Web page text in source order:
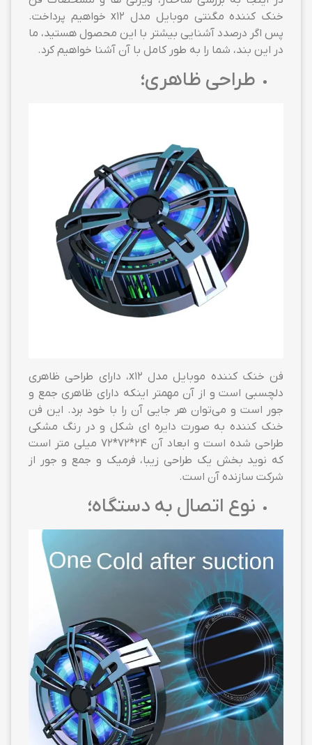
خنک کننده مگنتی موبایل مدل x12 خواهیم پرداخت.
پس اگر درصدد آشنایی بیشتر با این محصول هستید، ما
در این بند، شما را به طور کامل با آن آشنا خواهیم کرد.
طراحی ظاهری؛
فن خنک کننده موبایل مدل x12، دارای طراحی ظاهری
دلچسبی است و از آن مهمتر اینکه دارای ظاهری جمع و
جور است و می‌توان هر جایی آن را با خود برد. این فن
خنک کننده به صورت دایره ای شکل و در رنگ مشکی
طراحی شده است و ابعاد آن 24*72*72 میلی متر است
که نوید بخش یک طراحی زیبا، فرمیک و جمع و جور از
شرکت سازنده آن است.
نوع اتصال به دستگاه؛